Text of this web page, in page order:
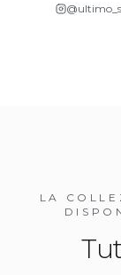
@
LA